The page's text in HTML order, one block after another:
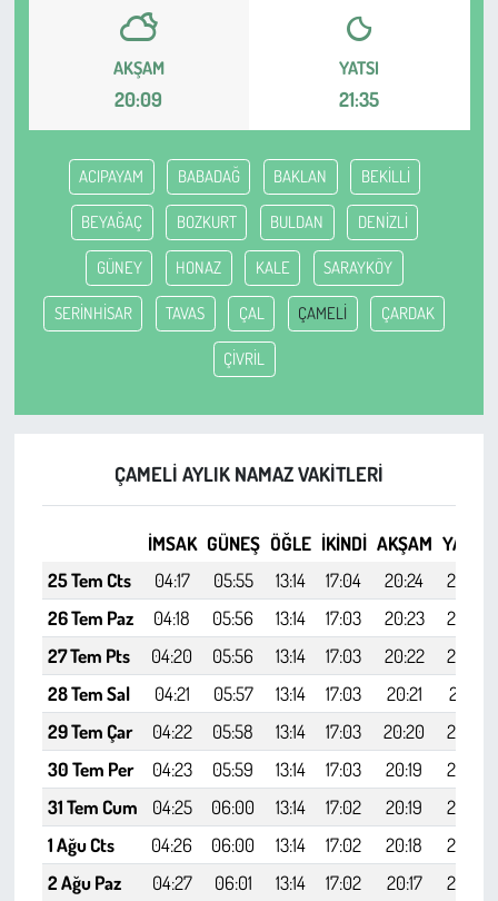
AKŞAM
20:09
YATSI
21:35
ACIPAYAM BABADAĞ BAKLAN BEKİLLİ
BEYAĞAÇ BOZKURT BULDAN DENİZLİ
GÜNEY HONAZ KALE SARAYKÖY
SERİNHİSAR TAVAS ÇAL ÇAMELİ ÇARDAK
ÇİVRİL
ÇAMELİ AYLIK NAMAZ VAKITLERI
İMSAK GÜNEŞ ÖĞLE İKINDI AKŞAM YATSI
25 Tem Cts
04:17 05:55 13:14 17:04 20:24
21:54
26 Tem Paz
04:18 05:56 13:14 17:03 20:23
21:53
27 Tem Pts
04:20 05:56 13:14 17:03 20:22
21:52
28 Tem Sal
04:21 05:57 13:14 17:03 20:21
21:51
29 Tem Çar
04:22 05:58 13:14 17:03 20:20
21:50
30 Tem Per
04:23 05:59 13:14 17:03 20:19
21:48
31 Tem Cum
04:25 06:00 13:14 17:02 20:19
21:47
1 Ağu Cts
04:26 06:00 13:14 17:02 20:18
21:46
2 Ağu Paz
04:27 06:01 13:14 17:02 20:17
21:44
Günün İçinden
Vefat İlanları
Tarih
Hukuk
Kent